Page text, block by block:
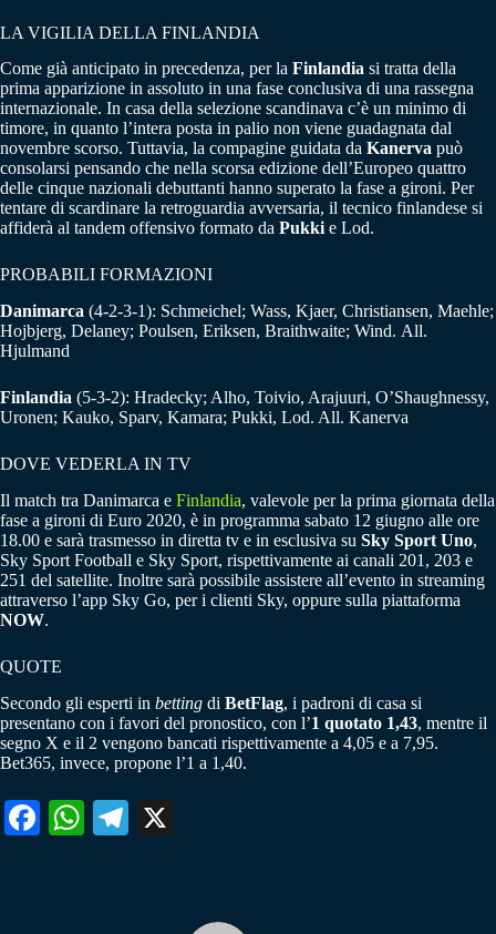
LA VIGILIA DELLA FINLANDIA
Come già anticipato in precedenza, per la Finlandia si tratta della
prima apparizione in assoluto in una fase conclusiva di una rassegna
internazionale. In casa della selezione scandinava c’è un minimo di
timore, in quanto l’intera posta in palio non viene guadagnata dal
novembre scorso. Tuttavia, la compagine guidata da Kanerva può
consolarsi pensando che nella scorsa edizione dell’Europeo quattro
delle cinque nazionali debuttanti hanno superato la fase a gironi. Per
tentare di scardinare la retroguardia avversaria, il tecnico finlandese si
affiderà al tandem offensivo formato da Pukki e Lod.
PROBABILI FORMAZIONI
Danimarca (4-2-3-1): Schmeichel; Wass, Kjaer, Christiansen, Maehle;
Hojbjerg, Delaney; Poulsen, Eriksen, Braithwaite; Wind. All.
Hjulmand
Finlandia (5-3-2): Hradecky; Alho, Toivio, Arajuuri, O’Shaughnessy,
Uronen; Kauko, Sparv, Kamara; Pukki, Lod. All. Kanerva
DOVE VEDERLA IN TV
Il match tra Danimarca e Finlandia, valevole per la prima giornata della
fase a gironi di Euro 2020, è in programma sabato 12 giugno alle ore
18.00 e sarà trasmesso in diretta tv e in esclusiva su Sky Sport Uno,
Sky Sport Football e Sky Sport, rispettivamente ai canali 201, 203 e
251 del satellite. Inoltre sarà possibile assistere all’evento in streaming
attraverso l’app Sky Go, per i clienti Sky, oppure sulla piattaforma
NOW.
QUOTE
Secondo gli esperti in betting di BetFlag, i padroni di casa si
presentano con i favori del pronostico, con l’1 quotato 1,43, mentre il
segno X e il 2 vengono bancati rispettivamente a 4,05 e a 7,95.
Bet365, invece, propone l’1 a 1,40.
Fa W
Te